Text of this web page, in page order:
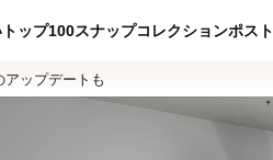
トップ100スナップコレクションポスト
ップデートも